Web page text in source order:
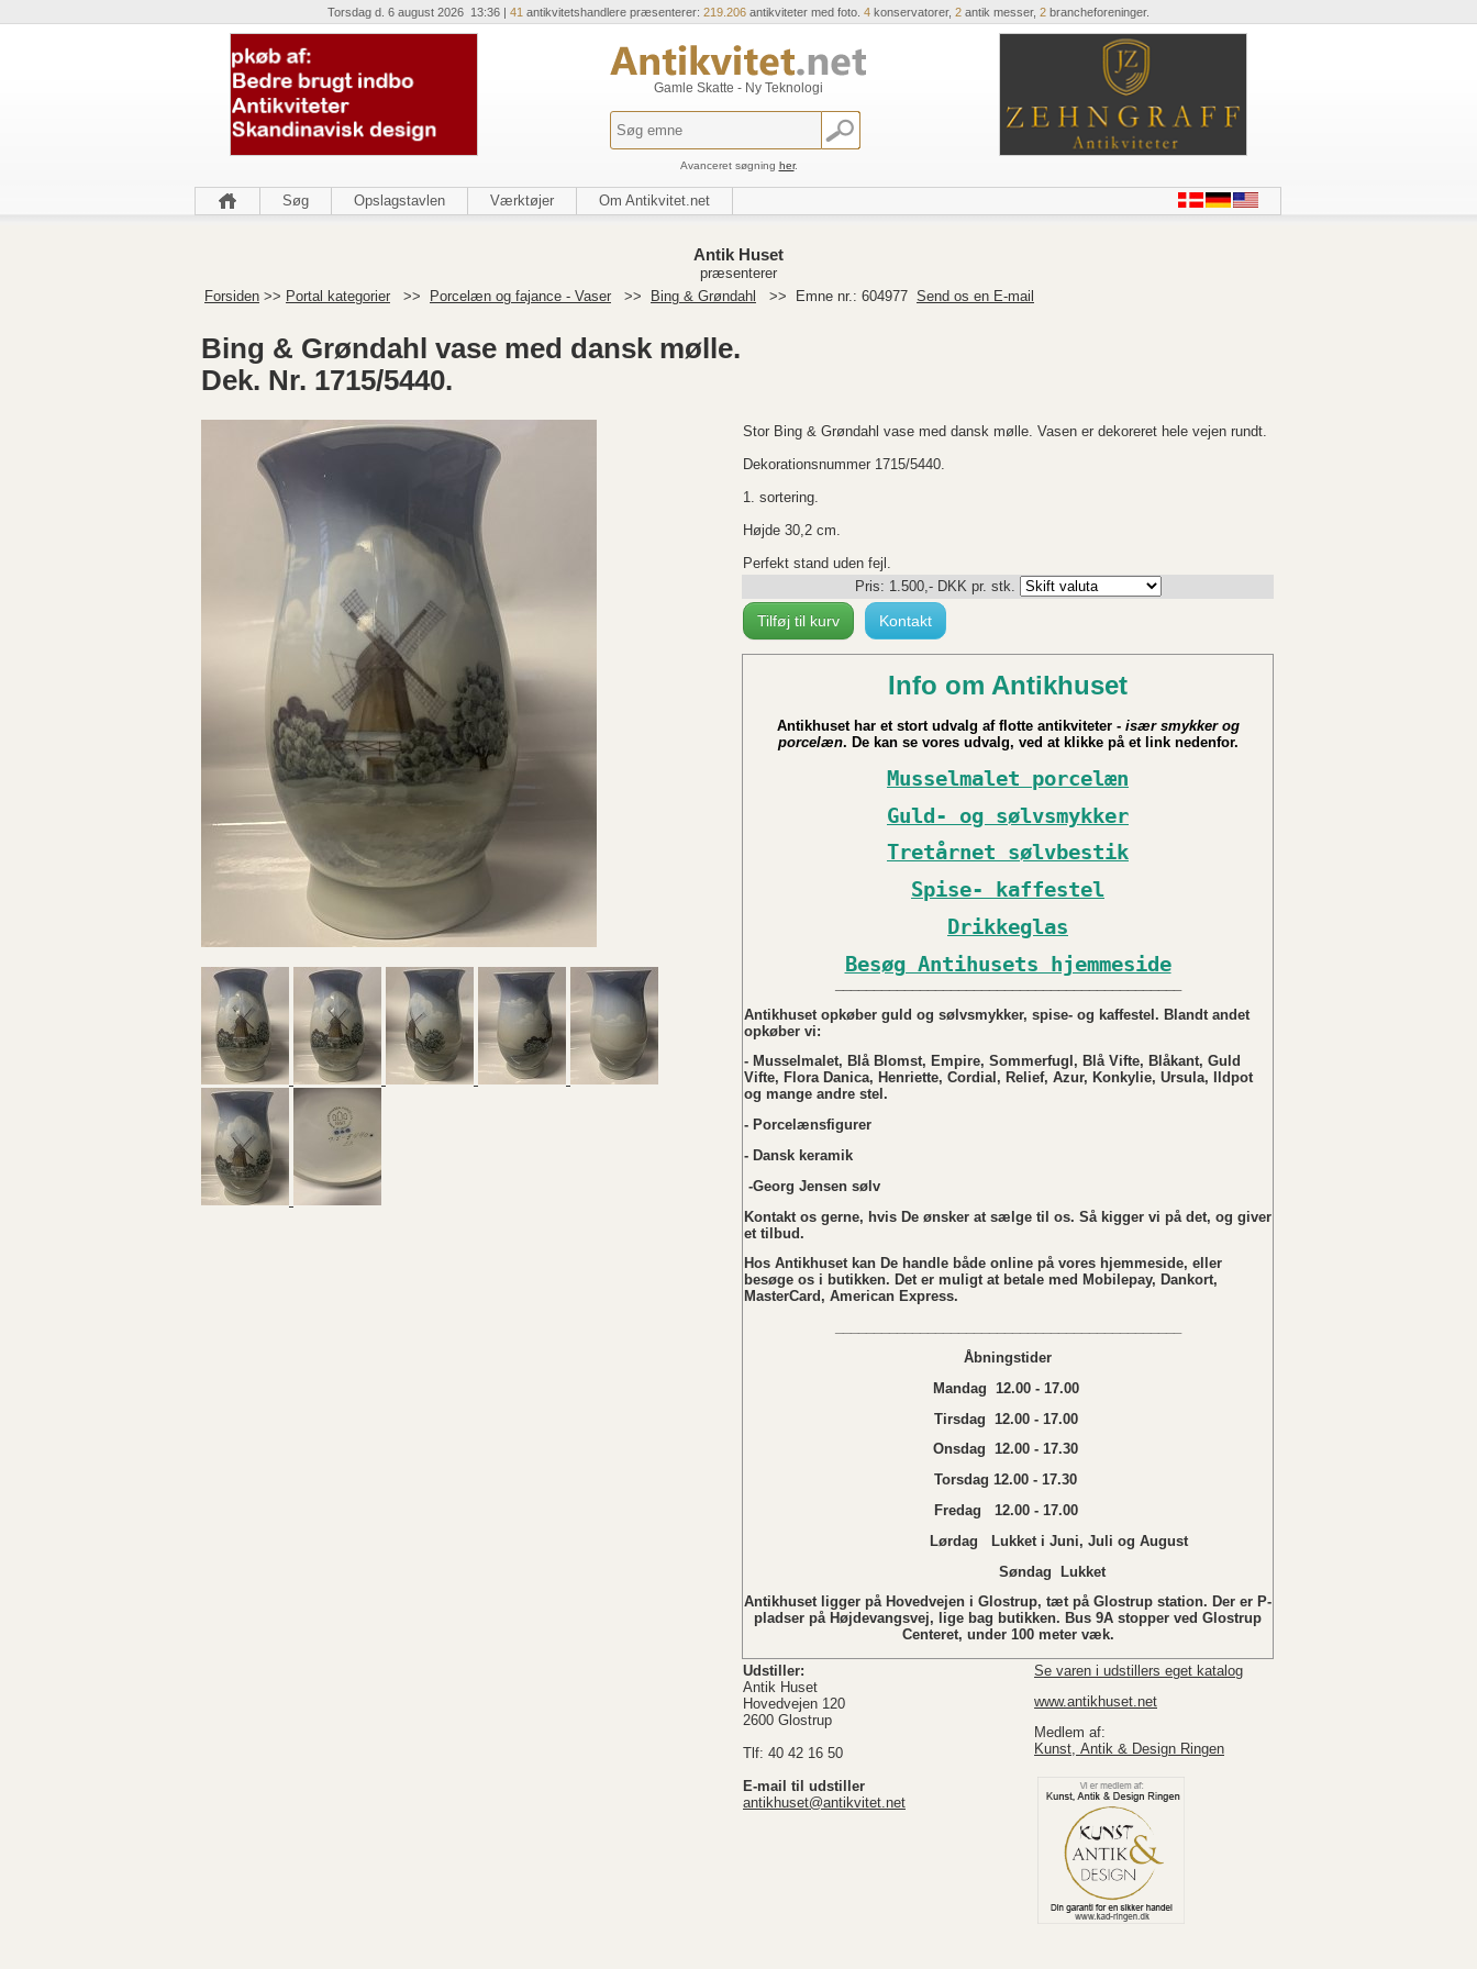
Torsdag d. 6 august 2026 13:36 | 41 antikvitetshandlere præsenterer: 219.206 antikviteter med foto. 4 konservatorer, 2 antik messer, 2 brancheforeninger.
Gamle Skatte - Ny Teknologi
Avanceret søgning her.
Søg Opslagstavlen Værktøjer Om Antikvitet.net
Antik Huset
præsenterer
Forsiden >> Portal kategorier >> Porcelæn og fajance - Vaser >> Bing & Grøndahl >> Emne nr.: 604977 Send os en E-mail
Bing & Grøndahl vase med dansk mølle.
Dek. Nr. 1715/5440.
Stor Bing & Grøndahl vase med dansk mølle. Vasen er dekoreret hele vejen rundt.
Dekorationsnummer 1715/5440.
1. sortering.
Højde 30,2 cm.
Perfekt stand uden fejl.
Pris: 1.500,- DKKpr. stk.
Tilføj til kurv Kontakt
Info om Antikhuset
Antikhuset har et stort udvalg af flotte antikviteter - især smykker og
porcelæn. De kan se vores udvalg, ved at klikke på et link nedenfor.
Musselmalet porcelæn
Guld- og sølvsmykker
Tretårnet sølvbestik
Spise- kaffestel
Drikkeglas
Besøg Antihusets hjemmeside
Antikhuset opkøber guld og sølvsmykker, spise- og kaffestel. Blandt andet
opkøber vi:
- Musselmalet, Blå Blomst, Empire, Sommerfugl, Blå Vifte, Blåkant, Guld
Vifte, Flora Danica, Henriette, Cordial, Relief, Azur, Konkylie, Ursula, Ildpot
og mange andre stel.
- Porcelænsfigurer
- Dansk keramik
-Georg Jensen sølv
Kontakt os gerne, hvis De ønsker at sælge til os. Så kigger vi på det, og giver
et tilbud.
Hos Antikhuset kan De handle både online på vores hjemmeside, eller
besøge os i butikken. Det er muligt at betale med Mobilepay, Dankort,
MasterCard, American Express.
Åbningstider
Mandag 12.00 - 17.00
Tirsdag 12.00 - 17.00
Onsdag 12.00 - 17.30
Torsdag 12.00 - 17.30
Fredag 12.00 - 17.00
Lørdag Lukket i Juni, Juli og August
Søndag Lukket
Antikhuset ligger på Hovedvejen i Glostrup, tæt på Glostrup station. Der er P-
pladser på Højdevangsvej, lige bag butikken. Bus 9A stopper ved Glostrup
Centeret, under 100 meter væk.
Udstiller:
Antik Huset
Hovedvejen 120
2600 Glostrup
Tlf: 40 42 16 50
E-mail til udstiller
antikhuset@antikvitet.net
Se varen i udstillers eget katalog
www.antikhuset.net
Medlem af:
Kunst, Antik & Design Ringen